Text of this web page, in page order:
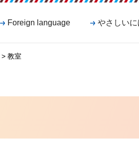
Foreign language やさしい
> 教室